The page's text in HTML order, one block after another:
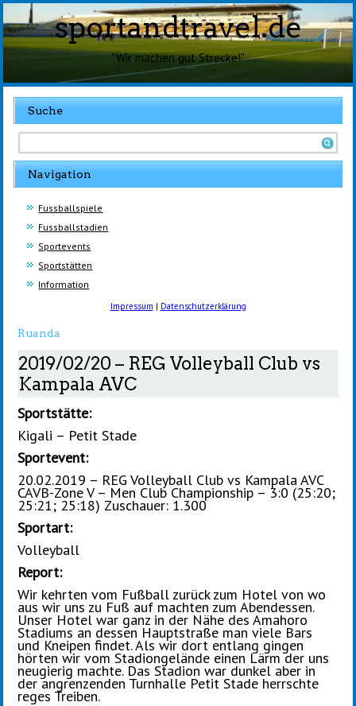
sportandtravel.de
"Wir machen gut Strecke!"
Suche
Navigation
Fussballspiele
Fussballstadien
Sportevents
Sportstätten
Information
Impressum | Datenschutzerklärung
Ruanda
2019/02/20 – REG Volleyball Club vs
Kampala AVC
Sportstätte:
Kigali – Petit Stade
Sportevent:
20.02.2019 – REG Volleyball Club vs Kampala AVC
CAVB-Zone V – Men Club Championship – 3:0 (25:20;
25:21; 25:18) Zuschauer: 1.300
Sportart:
Volleyball
Report:
Wir kehrten vom Fußball zurück zum Hotel von wo
aus wir uns zu Fuß auf machten zum Abendessen.
Unser Hotel war ganz in der Nähe des Amahoro
Stadiums an dessen Hauptstraße man viele Bars
und Kneipen findet. Als wir dort entlang gingen
hörten wir vom Stadiongelände einen Lärm der uns
neugierig machte. Das Stadion war dunkel aber in
der angrenzenden Turnhalle Petit Stade herrschte
reges Treiben.